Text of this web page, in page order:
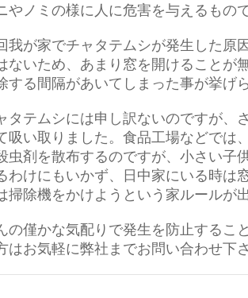
やノミの様に人に危害を与えるもの
我が家でチャタテムシが発生した原
ないため、あまり窓を開けることが
する間隔があいてしまった事が挙げ
タテムシには申し訳ないのですが、
吸い取りました。食品工場などでは
虫剤を散布するのですが、小さい子
わけにもいかず、日中家にいる時は
掃除機をかけようという家ルールが
の僅かな気配りで発生を防止するこ
はお気軽に弊社までお問い合わせ下